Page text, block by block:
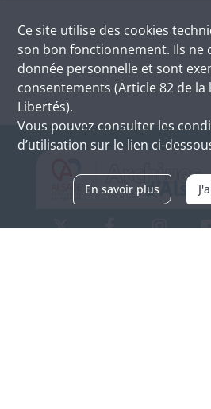
Ce site utilise des cookies
son bon fonctionnement. Ils ne
donnée personnelle et sont
consentements (Article 82 de
Libertés).
Vous pouvez consulter les
d’utilisation sur le lien ci-
En savoir plus